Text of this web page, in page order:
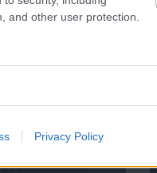
and other user protection.
Privacy Policy